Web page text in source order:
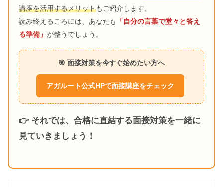
講座を活用するメリットもご紹介します。
読み終えるころには、あなたも
「自分の言葉で堂々と答え
る準備」 が整うでしょう。
🎯 面接対策を今すぐ始めたい方へ
アガルート公式HPで面接講座をチェック
👉 それでは、合格に直結する面接対策を一緒に
見ていきましょう！